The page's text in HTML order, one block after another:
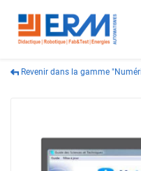
Revenir dans la gamme